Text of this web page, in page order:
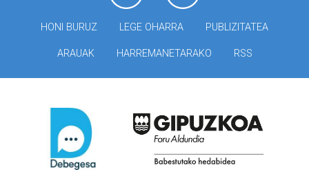
HONI BURUZ LEGE OHARRA PUBLIZITATEA
ARAUAK HARREMANETARAKO RSS